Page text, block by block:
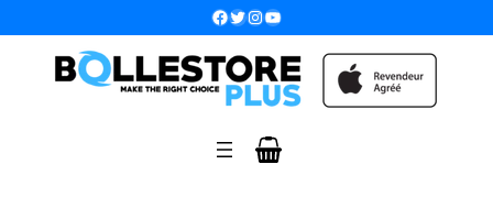
Facebook Twitter InstagramYouTube